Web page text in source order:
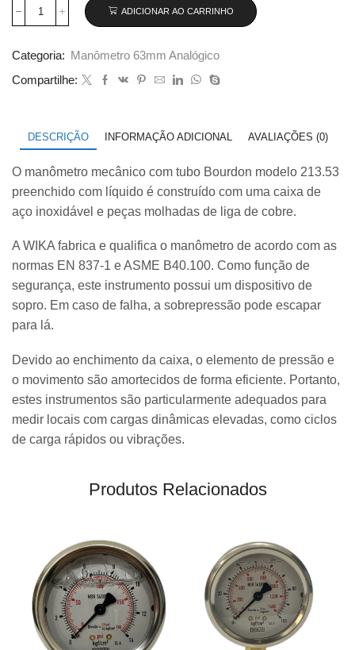
Manômetro
Vertical
28×2
com
213.53.063
quantidade
ADICIONAR AO CARRINHO
Categoria:
Manômetro 63mm Analógico
Compartilhe:
DESCRIÇÃO INFORMAÇÃO ADICIONAL AVALIAÇÕES (0)
O manômetro mecânico com tubo Bourdon modelo 213.53
preenchido com líquido é construído com uma caixa de
aço inoxidável e peças molhadas de liga de cobre.
A WIKA fabrica e qualifica o manômetro de acordo com as
normas EN 837-1 e ASME B40.100. Como função de
segurança, este instrumento possui um dispositivo de
sopro. Em caso de falha, a sobrepressão pode escapar
para lá.
Devido ao enchimento da caixa, o elemento de pressão e
o movimento são amortecidos de forma eficiente. Portanto,
estes instrumentos são particularmente adequados para
medir locais com cargas dinâmicas elevadas, como ciclos
de carga rápidos ou vibrações.
Produtos Relacionados